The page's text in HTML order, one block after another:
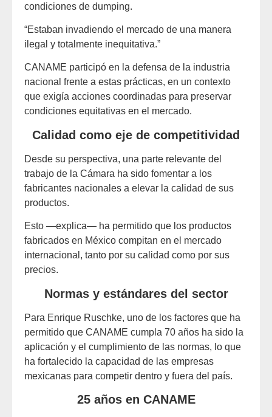
condiciones de dumping.
“Estaban invadiendo el mercado de una manera
ilegal y totalmente inequitativa.”
CANAME participó en la defensa de la industria
nacional frente a estas prácticas, en un contexto
que exigía acciones coordinadas para preservar
condiciones equitativas en el mercado.
Calidad como eje de competitividad
Desde su perspectiva, una parte relevante del
trabajo de la Cámara ha sido fomentar a los
fabricantes nacionales a elevar la calidad de sus
productos.
Esto —explica— ha permitido que los productos
fabricados en México compitan en el mercado
internacional, tanto por su calidad como por sus
precios.
Normas y estándares del sector
Para Enrique Ruschke, uno de los factores que ha
permitido que CANAME cumpla 70 años ha sido la
aplicación y el cumplimiento de las normas, lo que
ha fortalecido la capacidad de las empresas
mexicanas para competir dentro y fuera del país.
25 años en CANAME